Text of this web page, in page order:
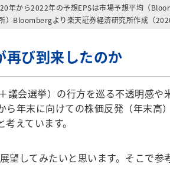
年から2022年の予想EPSは市場予想平均（
所）Bloombergより楽天証券経済研究所作成（
再び到来したのか
会選挙）の行方を巡る不透明感
年末に向けての株価反発（年末
えています。
してみたいと思います。そこで